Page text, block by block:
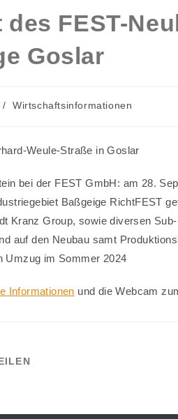
FEST-
Goslar
/ Wirtschaftsinformationen
Weule-Straße in Goslar
bei der FEST GmbH: am 28.
Baßgeige RichtFEST
Kranz Group, sowie diversen
auf den Neubau samt
Umzug im Sommer 2024
Informationen und die Webcam
TEILEN